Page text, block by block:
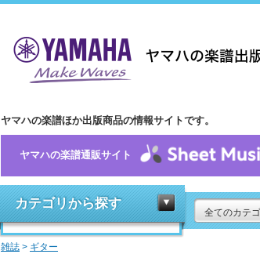
ヤマハの楽譜ほか出版商品の情報サイトです。
ヤマハの楽譜通販サイト
カテゴリから探す
全てのカテ
雑誌 > ギター